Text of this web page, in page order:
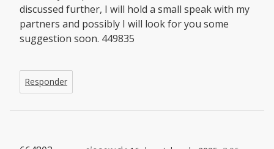
discussed further, I will hold a small speak with my
partners and possibly I will look for you some
suggestion soon. 449835
Responder